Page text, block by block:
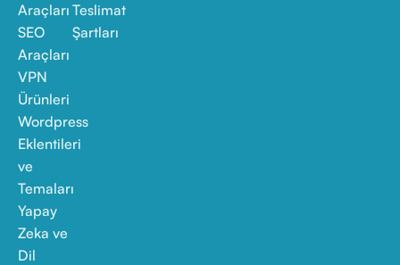
Araçları
SEO
Araçları
VPN
Ürünleri
Wordpress
Eklentileri
ve
Temaları
Yapay
Zeka ve
Dil
Teslimat
Şartları